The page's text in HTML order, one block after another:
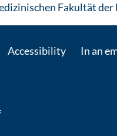
Fakultät der
Accessibility In an